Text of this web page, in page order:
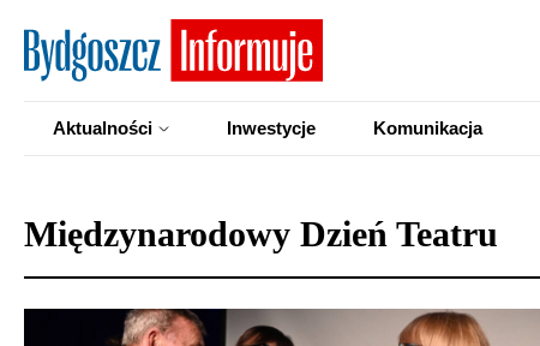
Aktualności Inwestycje Komunikacja
Międzynarodowy Dzień Teatru